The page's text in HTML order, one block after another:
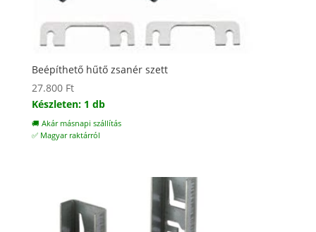
Beépíthető hűtő zsanér szett
27.800 Ft
Készleten: 1 db
🚚 Akár másnapi szállítás
✅ Magyar raktárról